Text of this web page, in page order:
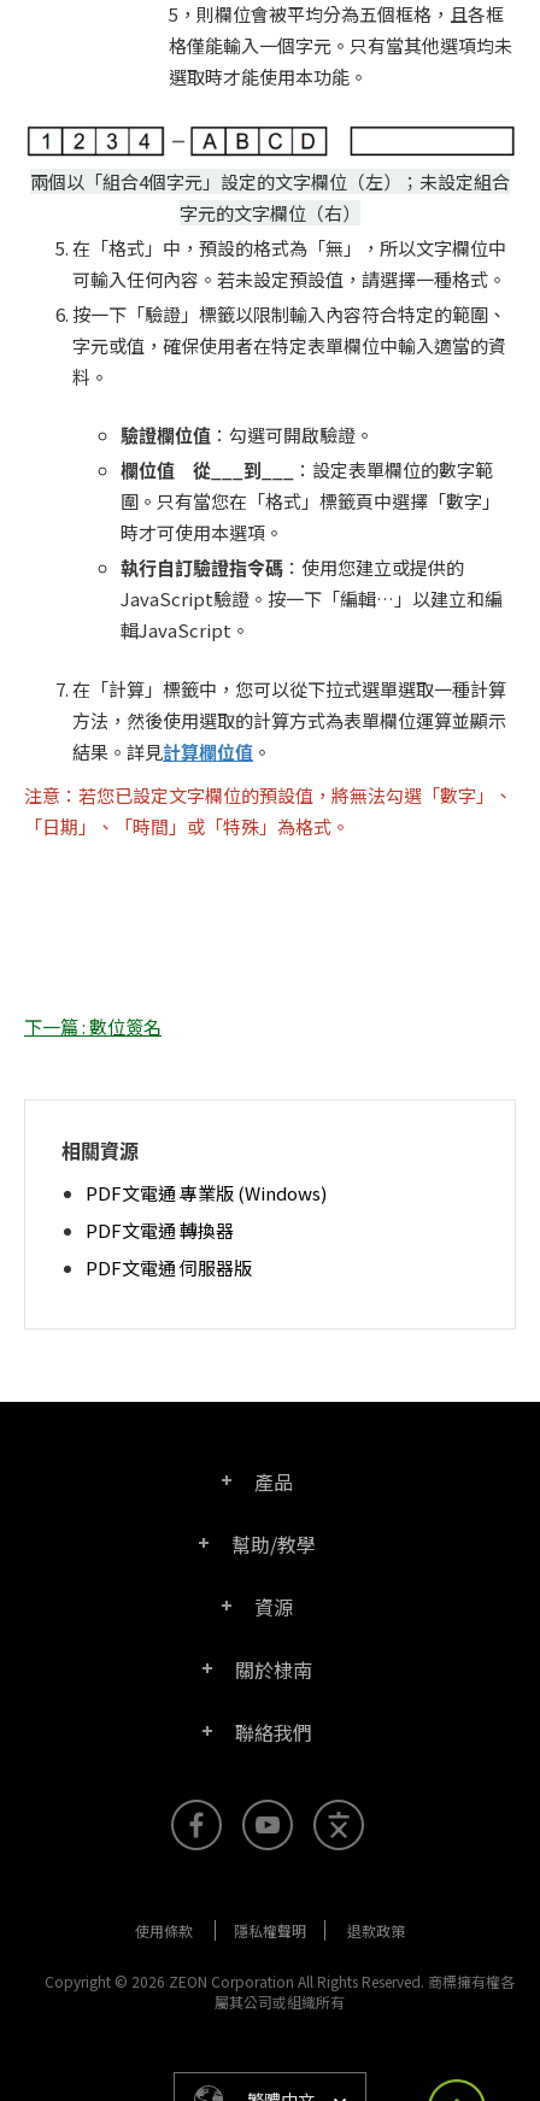
5，則欄位會被平均分為五個框格，且各框
格僅能輸入一個字元。只有當其他選項均未
選取時才能使用本功能。
兩個以「組合4個字元」設定的文字欄位（左）；未設定組合
字元的文字欄位（右）
在「格式」中，預設的格式為「無」，所以文字欄位中
可輸入任何內容。若未設定預設值，請選擇一種格式。
按一下「驗證」標籤以限制輸入內容符合特定的範圍、
字元或值，確保使用者在特定表單欄位中輸入適當的資
料。
驗證欄位值 ：勾選可開啟驗證。
欄位值 從___到___
：設定表單欄位的數字範
圍。只有當您在「格式」標籤頁中選擇「數字」
時才可使用本選項。
執行自訂驗證指令碼 ：使用您建立或提供的
JavaScript驗證。按一下「編輯…」以建立和編
輯JavaScript。
在「計算」標籤中，您可以從下拉式選單選取一種計算
方法，然後使用選取的計算方式為表單欄位運算並顯示
結果。詳見計算欄位值 。
注意：若您已設定文字欄位的預設值，將無法勾選「數字」、
「日期」、「時間」或「特殊」為格式。
下一篇 : 數位簽名
相關資源
PDF文電通 專業版 (Windows)
PDF文電通 轉換器
PDF文電通 伺服器版
產品
PDF文電通專業版
Right PDF Reader (行動版)
PDF文電通線上版
幫助/教學
常見問題
使用手冊
資源
產品/授權比較表
SDK資源 (伺服器版適用)
關於棣南
公司介紹
官方部落格
聯絡我們
聯絡銷售
使用條款 隱私權聲明 退款政策
Copyright © 2026 ZEON Corporation All Rights Reserved. 商標擁有權各
屬其公司或組織所有